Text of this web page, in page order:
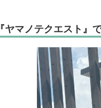
『ヤマノテクエスト』